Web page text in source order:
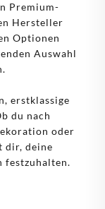
Premium-
Hersteller
Optionen
Auswahl
erstklassige
du nach
oder
dir, deine
festzuhalten.